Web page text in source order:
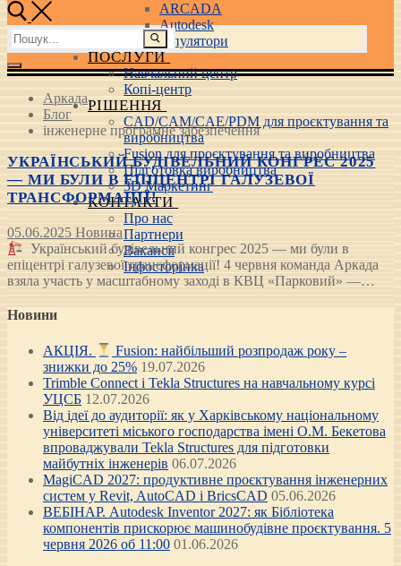
ARCADA
Autodesk
3D маніпулятори
ПОСЛУГИ
Навчальний центр
Копі-центр
РІШЕННЯ
CAD/CAM/CAE/PDM для проєктування та
виробництва
Fusion для проєктування та виробництва
Підготовка виробництва
3D Маркетинг
КОНТАКТИ
Про нас
Партнери
Вакансії
Інфосторінка
Пошук:
Аркада
Блог
інженерне програмне забезпечення
УКРАЇНСЬКИЙ БУДІВЕЛЬНИЙ КОНГРЕС 2025
— МИ БУЛИ В ЕПІЦЕНТРІ ГАЛУЗЕВОЇ
ТРАНСФОРМАЦІЇ!
05.06.2025 Новина
Український будівельний конгрес 2025 — ми були в
епіцентрі галузевої трансформації! 4 червня команда Аркада
взяла участь у масштабному заході в КВЦ «Парковий» —…
Новини
АКЦІЯ.
Fusion: найбільший розпродаж року –
знижки до 25% 19.07.2026
Trimble Connect і Tekla Structures на навчальному курсі
УЦСБ 12.07.2026
Від ідеї до аудиторії: як у Харківському національному
університеті міського господарства імені О.М. Бекетова
впроваджували Tekla Structures для підготовки
майбутніх інженерів 06.07.2026
MagiCAD 2027: продуктивне проєктування інженерних
систем у Revit, AutoCAD і BricsCAD 05.06.2026
ВЕБІНАР. Autodesk Inventor 2027: як Бібліотека
компонентів прискорює машинобудівне проєктування. 5
червня 2026 об 11:00 01.06.2026